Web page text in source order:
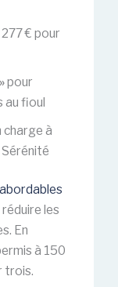
277 € pour
pour
au fioul
charge à
Sérénité
les
En
à 150
trois.